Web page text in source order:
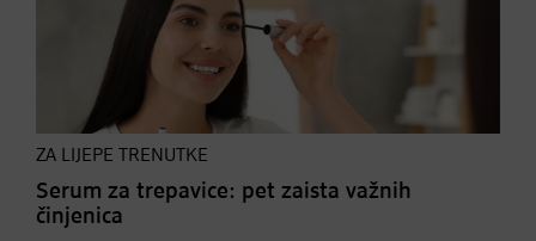
ZA LIJEPE TRENUTKE
Serum za trepavice: pet zaista važnih
činjenica